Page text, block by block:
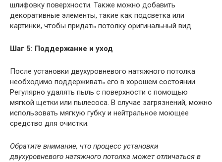
шлифовку поверхности. Также можно добавить
декоративные элементы, такие как подсветка или
картинки, чтобы придать потолку оригинальный вид.
Шаг 5: Поддержание и уход
После установки двухуровневого натяжного потолка
необходимо поддерживать его в хорошем состоянии.
Регулярно удалять пыль с поверхности с помощью
мягкой щетки или пылесоса. В случае загрязнений, можно
использовать мягкую губку и нейтральное моющее
средство для очистки.
Обратите внимание, что процесс установки
двухуровневого натяжного потолка может отличаться в